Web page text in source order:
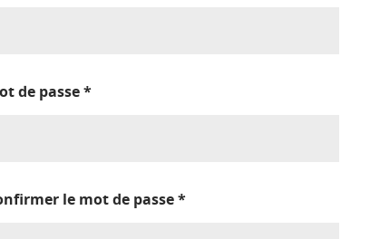
de passe*
le mot de passe*